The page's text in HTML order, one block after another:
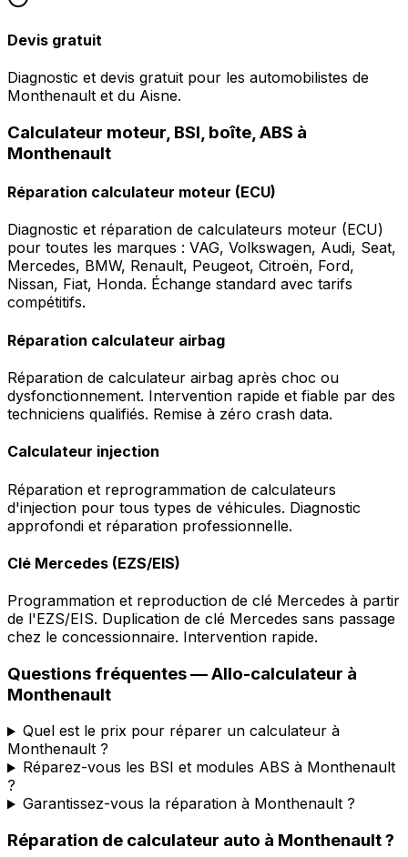
Devis gratuit
Diagnostic et devis gratuit pour les automobilistes de
Monthenault et du Aisne.
Calculateur moteur, BSI, boîte, ABS à
Monthenault
Réparation calculateur moteur (ECU)
Diagnostic et réparation de calculateurs moteur (ECU)
pour toutes les marques : VAG, Volkswagen, Audi, Seat,
Mercedes, BMW, Renault, Peugeot, Citroën, Ford,
Nissan, Fiat, Honda. Échange standard avec tarifs
compétitifs.
Réparation calculateur airbag
Réparation de calculateur airbag après choc ou
dysfonctionnement. Intervention rapide et fiable par des
techniciens qualifiés. Remise à zéro crash data.
Calculateur injection
Réparation et reprogrammation de calculateurs
d'injection pour tous types de véhicules. Diagnostic
approfondi et réparation professionnelle.
Clé Mercedes (EZS/EIS)
Programmation et reproduction de clé Mercedes à partir
de l'EZS/EIS. Duplication de clé Mercedes sans passage
chez le concessionnaire. Intervention rapide.
Questions fréquentes —Allo-calculateur à
Monthenault
Quel est le prix pour réparer un calculateur à
Monthenault ?
Réparez-vous les BSI et modules ABS à Monthenault
?
Garantissez-vous la réparation à Monthenault ?
Réparation de calculateur auto à Monthenault?